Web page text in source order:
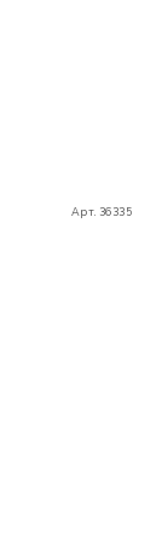
Арт. 36335